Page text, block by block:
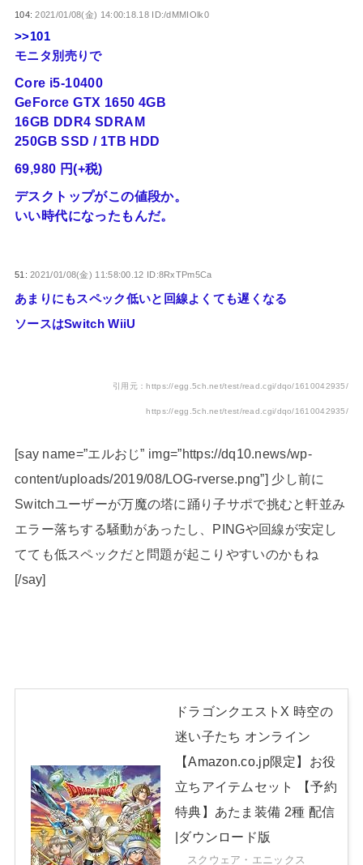
104:2021/01/08(金) 14:00:18.18 ID:/dMMIOlk0
>>101
モニタ別売りで
Core i5-10400
GeForce GTX 1650 4GB
16GB DDR4 SDRAM
250GB SSD / 1TB HDD
69,980 円(+税)
デスクトップがこの値段か。
いい時代になったもんだ。
51:2021/01/08(金) 11:58:00.12 ID:8RxTPm5Ca
あまりにもスペック低いと回線よくても遅くなる
ソースはSwitch WiiU
引用元：https://egg.5ch.net/test/read.cgi/dqo/1610042935/
https://egg.5ch.net/test/read.cgi/dqo/1610042935/
[say name=”エルおじ” img=”https://dq10.news/wp-
content/uploads/2019/08/LOG-rverse.png”] 少し前に
Switchユーザーが万魔の塔に踊り子サポで挑むと軒並み
エラー落ちする騒動があったし、PINGや回線が安定し
てても低スペックだと問題が起こりやすいのかもね
[/say]
ドラゴンクエストX 時空の
迷い子たち オンライン
【Amazon.co.jp限定】お役
立ちアイテムセット 【予約
特典】あたま装備 2種 配信
|ダウンロード版
スクウェア・エニックス